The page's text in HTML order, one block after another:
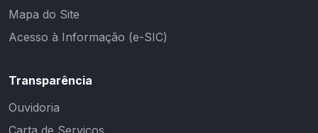
Mapa do Site
Acesso à Informação (e-SIC)
Transparência
Ouvidoria